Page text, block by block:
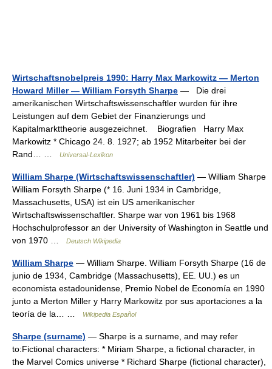
Wirtschaftsnobelpreis 1990: Harry Max Markowitz — Merton
Howard Miller — William Forsyth Sharpe — Die drei
amerikanischen Wirtschaftswissenschaftler wurden für ihre
Leistungen auf dem Gebiet der Finanzierungs und
Kapitalmarkttheorie ausgezeichnet. Biografien Harry Max
Markowitz * Chicago 24. 8. 1927; ab 1952 Mitarbeiter bei der
Rand… …
Universal-Lexikon
William Sharpe (Wirtschaftswissenschaftler) — William Sharpe
William Forsyth Sharpe (* 16. Juni 1934 in Cambridge,
Massachusetts, USA) ist ein US amerikanischer
Wirtschaftswissenschaftler. Sharpe war von 1961 bis 1968
Hochschulprofessor an der University of Washington in Seattle und
von 1970 …
Deutsch Wikipedia
William Sharpe — William Sharpe. William Forsyth Sharpe (16 de
junio de 1934, Cambridge (Massachusetts), EE. UU.) es un
economista estadounidense, Premio Nobel de Economía en 1990
junto a Merton Miller y Harry Markowitz por sus aportaciones a la
teoría de la… …
Wikipedia Español
Sharpe (surname) — Sharpe is a surname, and may refer
to:Fictional characters: * Miriam Sharpe, a fictional character, in
the Marvel Comics universe * Richard Sharpe (fictional character),